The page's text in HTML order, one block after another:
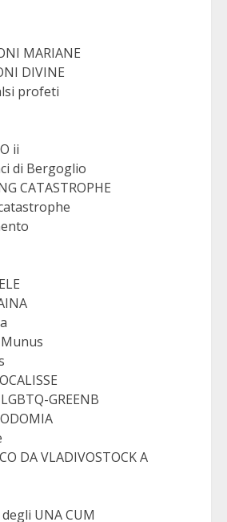
MARIANE
DIVINE
profeti
ii
di Bergoglio
CATASTROPHE
GREENB
DA VLADIVOSTOCK A
UNA CUM